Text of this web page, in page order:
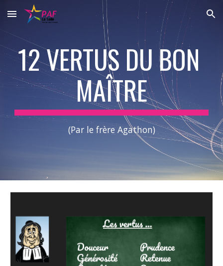
Skip to main content Skip to navigation
12 VERTUS DU BON
MAÎTRE
(Par le frère Agathon)